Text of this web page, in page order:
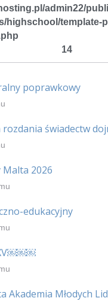
admin22/
highschool/template-
14
poprawkowy
świadectw
2026
edukacyjny
Akademia Młodych